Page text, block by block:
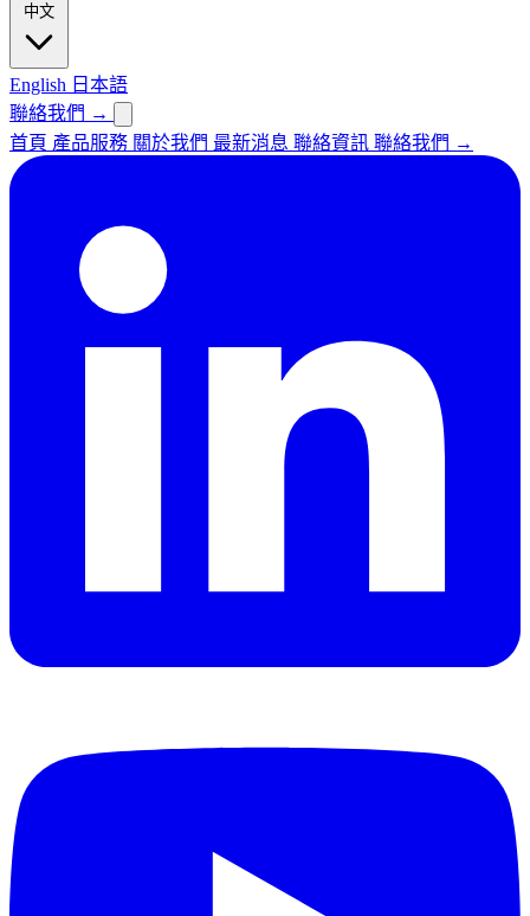
中文
English 日本語
聯絡我們 →
首頁 產品服務 關於我們 最新消息 聯絡資訊 聯絡我們 →